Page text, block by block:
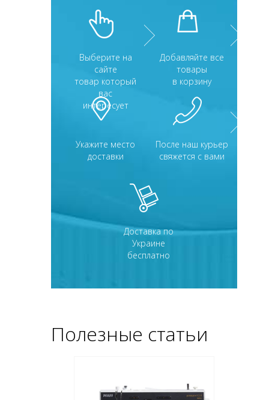
Выберите на
сайте
товар который
вас
интересует
Добавляйте все
товары
в корзину
Укажите место
доставки
После наш курьер
свяжется с вами
Доставка по
Украине
бесплатно
Полезные статьи